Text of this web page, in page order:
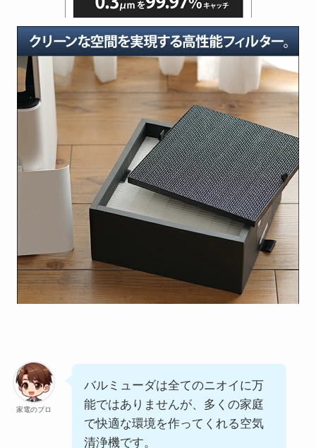
家電のプロ
バルミューダは全てのニオイに万
能ではありませんが、多くの家庭
で快適な環境を作ってくれる空気
清浄機です。